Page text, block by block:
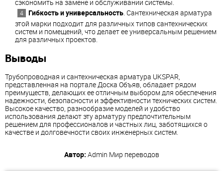
сэкономить на замене и обслуживании системы.
Гибкость и универсальность . Сантехническая арматура
этой марки подходит для различных типов сантехнических
систем и помещений, что делает ее универсальным решением
для различных проектов.
Выводы
Трубопроводная и сантехническая арматура UKSPAR,
представленная на портале Доска Объяв, обладает рядом
преимуществ, делающих ее отличным выбором для обеспечения
надежности, безопасности и эффективности технических систем.
Высокое качество, разнообразие моделей и удобство
использования делают эту арматуру предпочтительным
решением для профессионалов и частных лиц, заботящихся о
качестве и долговечности своих инженерных систем.
Автор: Admin Мир переводов